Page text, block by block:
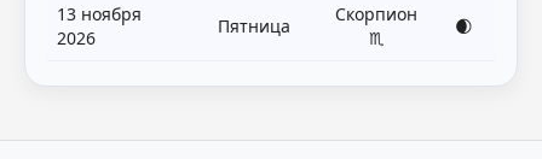
13 ноября
2026
Пятница
Скорпион
♏
🌒